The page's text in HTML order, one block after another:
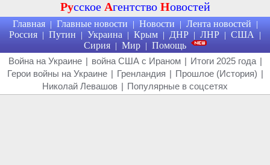
Русское Агентство Новостей
Главная | Главные новости | Новости | Лента новостей |
Россия | Путин | Украина | Крым | ДНР | ЛНР | США |
Сирия | Мир | Помощь
Война на Украине | война США с Ираном | Итоги 2025 года |
Герои войны на Украине | Гренландия | Прошлое (История) |
Николай Левашов | Популярные в соцсетях